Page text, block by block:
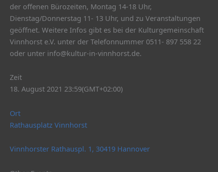
der offenen Bürozeiten, Montag 14-18 Uhr,
Dienstag/Donnerstag 11- 13 Uhr, und zu Veranstaltungen
geöffnet. Weitere Infos gibt es bei der Kulturgemeinschaft
Vinnhorst e.V. unter der Telefonnummer 0511- 897 558 22
oder unter info@kultur-in-vinnhorst.de.
Zeit
18. August 2021 23:59(GMT+02:00)
Ort
Rathausplatz Vinnhorst
Vinnhorster Rathauspl. 1, 30419 Hannover